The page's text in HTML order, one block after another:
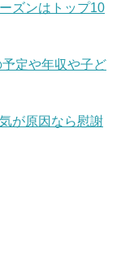
ズンはトップ10
定や年収や子ど
が原因なら慰謝